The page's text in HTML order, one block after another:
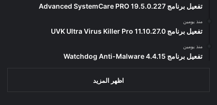
تفعيل برنامج Advanced SystemCare PRO 19.5.0.227
منذ يومين
تفعيل برنامج UVK Ultra Virus Killer Pro 11.10.27.0
منذ يومين
تفعيل برنامج Watchdog Anti-Malware 4.4.15
اظهر المزيد